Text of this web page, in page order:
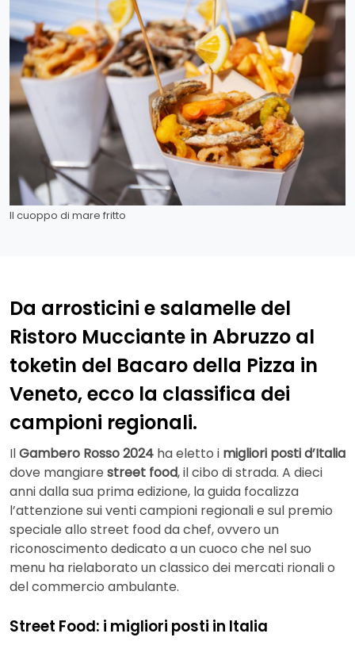
Il cuoppo di mare fritto
Da arrosticini e salamelle del
Ristoro Mucciante in Abruzzo al
toketin del Bacaro della Pizza in
Veneto, ecco la classifica dei
campioni regionali.
IlGambero Rosso 2024 ha eletto i migliori posti d’Italia
dove mangiare street food, il cibo di strada. A dieci
anni dalla sua prima edizione, la guida focalizza
l’attenzione sui venti campioni regionali e sul premio
speciale allo street food da chef, ovvero un
riconoscimento dedicato a un cuoco che nel suo
menu ha rielaborato un classico dei mercati rionali o
del commercio ambulante.
Street Food: i migliori posti in Italia